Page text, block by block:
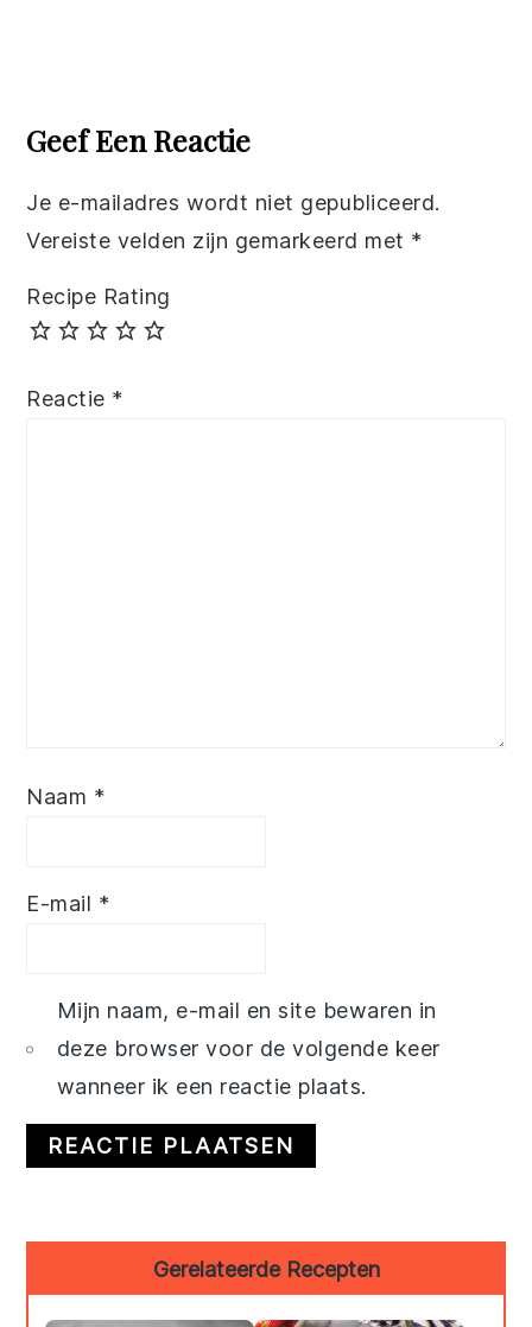
Interactions
Geef Een Reactie
Je e-mailadres wordt niet gepubliceerd.
Vereiste velden zijn gemarkeerd met *
Recipe Rating
Reactie *
Naam *
E-mail *
Mijn naam, e-mail en site bewaren in
deze browser voor de volgende keer
wanneer ik een reactie plaats.
Sidebar
Gerelateerde Recepten